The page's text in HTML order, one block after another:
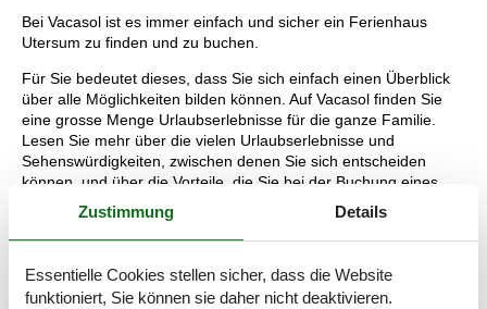
Bei Vacasol ist es immer einfach und sicher ein Ferienhaus
Utersum zu finden und zu buchen.
Für Sie bedeutet dieses, dass Sie sich einfach einen Überblick
über alle Möglichkeiten bilden können. Auf Vacasol finden Sie
eine grosse Menge Urlaubserlebnisse für die ganze Familie.
Lesen Sie mehr über die vielen Urlaubserlebnisse und
Sehenswürdigkeiten, zwischen denen Sie sich entscheiden
können, und über die Vorteile, die Sie bei der Buchung eines
vermietetes Ferienhauses bei Vacasol bekommen.
Tipps: Urlaubserlebnisse Utersum
Stolz bezeichnen die Insulaner diesen Abschnitt der deutschen
Nordseeküste als „friesische Karibik“. Nicht zu Unrecht, denn auf
Zustimmung Details
Essentielle Cookies stellen sicher, dass die Website
funktioniert, Sie können sie daher nicht deaktivieren.